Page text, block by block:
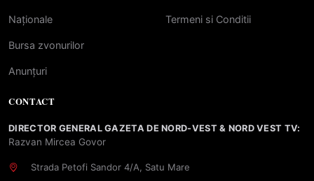
Naționale
Bursa zvonurilor
Anunțuri
Termeni si Conditii
CONTACT
DIRECTOR GENERAL GAZETA DE NORD-VEST & NORD VEST TV:
Razvan Mircea Govor
Strada Petofi Sandor 4/A, Satu Mare